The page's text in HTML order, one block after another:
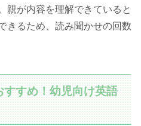
親が内容を理解できていると
きるため、読み聞かせの回数
すめ！幼児向け英語